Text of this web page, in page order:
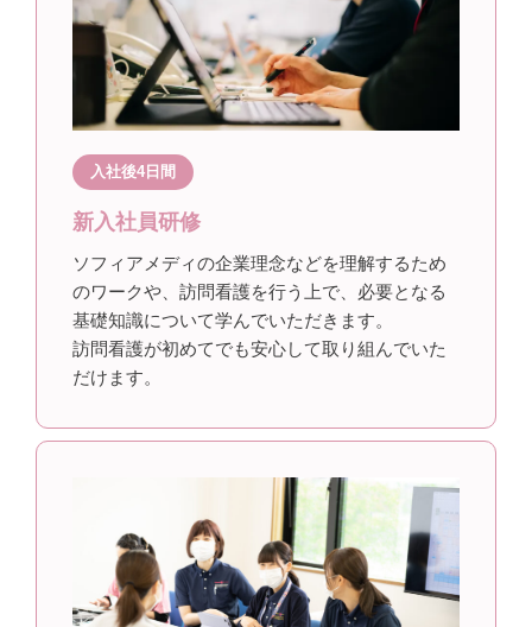
入社後4日間
新入社員研修
ソフィアメディの企業理念などを理解するため
のワークや、訪問看護を行う上で、必要となる
基礎知識について学んでいただきます。
訪問看護が初めてでも安心して取り組んでいた
だけます。